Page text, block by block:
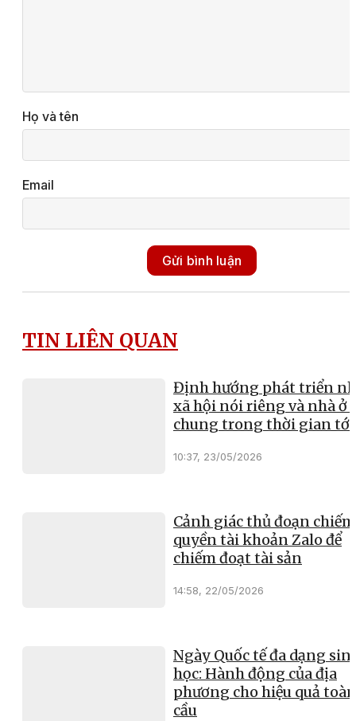
Họ và tên
Email
Gửi bình luận
TIN LIÊN QUAN
Định hướng phát triển
xã hội nói riêng và nhà ở
chung trong thời gian tới
10:37, 23/05/2026
Cảnh giác thủ đoạn chiếm
quyền tài khoản Zalo để
chiếm đoạt tài sản
14:58, 22/05/2026
Ngày Quốc tế đa dạng
học: Hành động của địa
phương cho hiệu quả toàn
cầu